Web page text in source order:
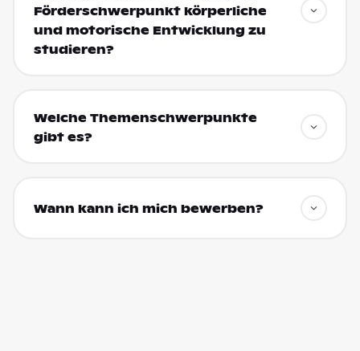
Förderschwerpunkt körperliche
und motorische Entwicklung zu
studieren?
Welche Themenschwerpunkte
gibt es?
Wann kann ich mich bewerben?